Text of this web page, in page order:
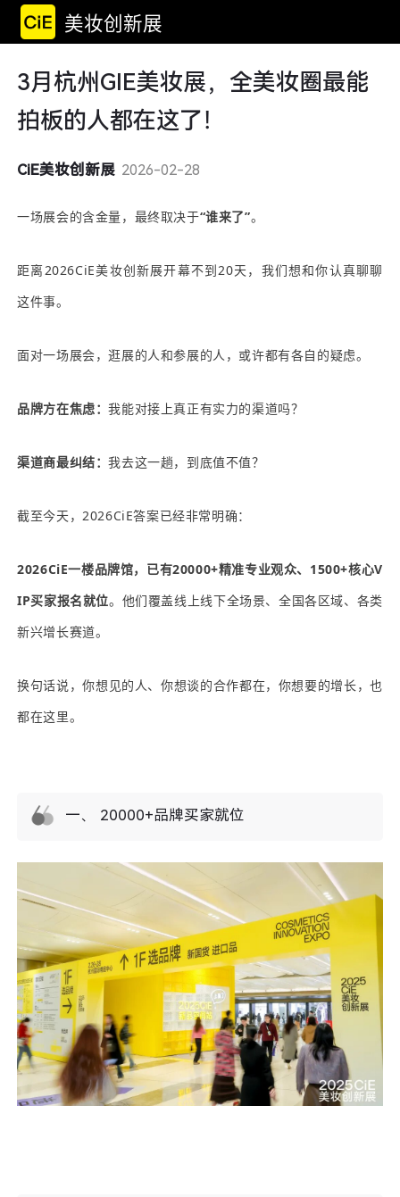
美妆创新展
3月杭州GIE美妆展，全美妆圈最能
拍板的人都在这了！
CiE美妆创新展 2026-02-28
一场展会的含金量，最终取决于“谁来了”。
距离2026CiE美妆创新展开幕不到20天，我们想和你认真聊聊
这件事。
面对一场展会，逛展的人和参展的人，或许都有各自的疑虑。
品牌方在焦虑：我能对接上真正有实力的渠道吗？
渠道商最纠结：我去这一趟，到底值不值？
截至今天，2026CiE答案已经非常明确：
2026CiE一楼品牌馆，已有20000+精准专业观众、1500+核心V
IP买家报名就位。他们覆盖线上线下全场景、全国各区域、各类
新兴增长赛道。
换句话说，你想见的人、你想谈的合作都在，你想要的增长，也
都在这里。
一、 20000+品牌买家就位